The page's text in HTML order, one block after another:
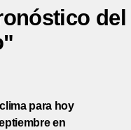
del
para hoy
en